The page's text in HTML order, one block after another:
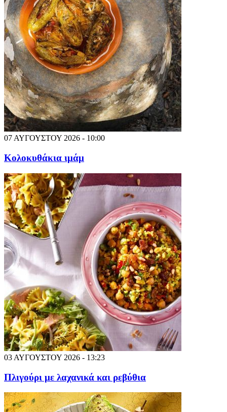
07 ΑΥΓΟΥΣΤΟΥ 2026 - 10:00
Κολοκυθάκια ιμάμ
03 ΑΥΓΟΥΣΤΟΥ 2026 - 13:23
Πλιγούρι με λαχανικά και ρεβύθια